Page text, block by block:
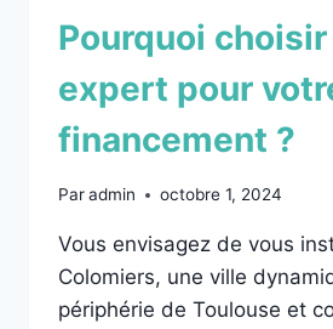
Pourquoi choisir
expert pour
financement ?
Paradmin octobre 1, 2024
Vous envisagez de vous
Colomiers, une ville
périphérie de Toulouse et